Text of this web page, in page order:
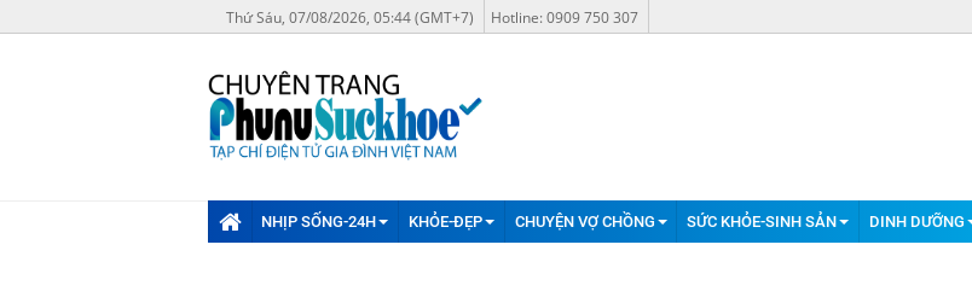
Thứ Sáu, 07/08/2026, 05:44 (GMT+7) Hotline: 0909 750 307
NHỊP SỐNG-24H KHỎE-ĐẸP CHUYỆN VỢ CHỒNG SỨC KHỎE-SINH SẢN DINH DƯỠNG